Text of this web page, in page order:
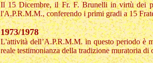
Il 15 Dicembre, il Fr. F. Brunelli in virtù dei
l'A.P.R.M.M., conferendo i primi gradi a 15
1973/1978
L'attività dell’A.P.R.M.M. in questo periodo è
reale testimonianza della tradizione muratoria di